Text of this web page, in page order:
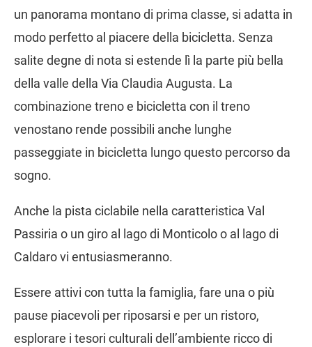
un panorama montano di prima classe, si adatta in
modo perfetto al piacere della bicicletta. Senza
salite degne di nota si estende lì la parte più bella
della valle della Via Claudia Augusta. La
combinazione treno e bicicletta con il treno
venostano rende possibili anche lunghe
passeggiate in bicicletta lungo questo percorso da
sogno.
Anche la pista ciclabile nella caratteristica Val
Passiria o un giro al lago di Monticolo o al lago di
Caldaro vi entusiasmeranno.
Essere attivi con tutta la famiglia, fare una o più
pause piacevoli per riposarsi e per un ristoro,
esplorare i tesori culturali dell’ambiente ricco di